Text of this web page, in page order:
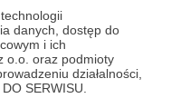
danych, dostęp do
i ich
o.o. oraz podmioty
działalności,
SERWISU.
+1